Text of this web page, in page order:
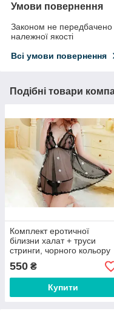
Умови повернення
Законом не передбачено
належної якості
Всі умови повернення
Подібні товари
Комплект еротичної
білизни халат + труси
стринги, чорного кольору
550 ₴
Купити